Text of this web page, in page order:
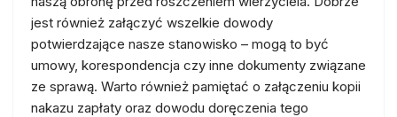
jest również załączyć wszelkie dowody
potwierdzające nasze stanowisko – mogą to być
umowy, korespondencja czy inne dokumenty związane
ze sprawą. Warto również pamiętać o załączeniu kopii
nakazu zapłaty oraz dowodu doręczenia tego